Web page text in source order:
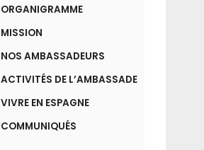
ORGANIGRAMME
MISSION
NOS AMBASSADEURS
ACTIVITÉS DE L’AMBASSADE
VIVRE EN ESPAGNE
COMMUNIQUÉS